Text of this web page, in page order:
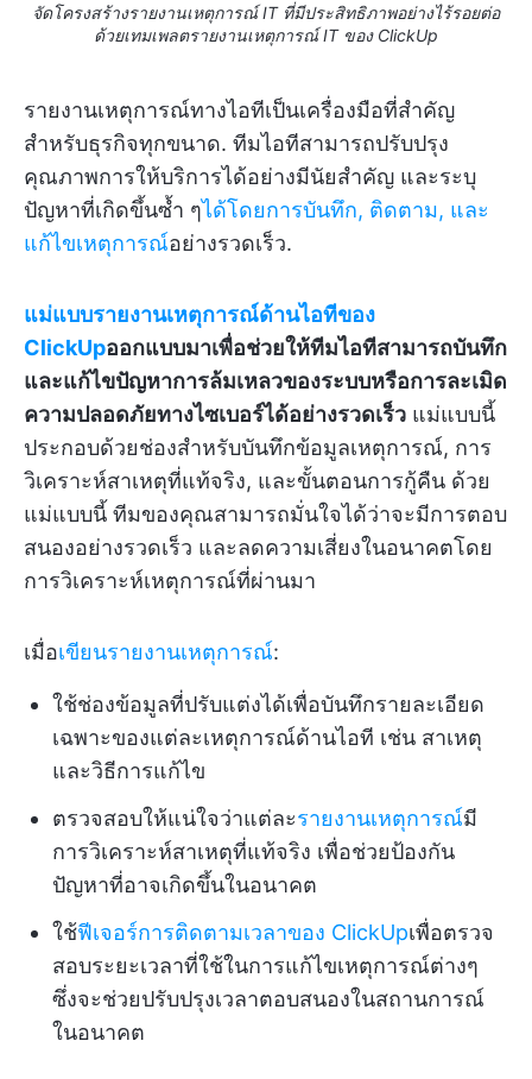
จัดโครงสร้างรายงานเหตุการณ์ IT ที่มีประสิทธิภาพอย่างไร้รอยต่อ
ด้วยเทมเพลตรายงานเหตุการณ์ IT ของ ClickUp
รายงานเหตุการณ์ทางไอทีเป็นเครื่องมือที่สำคัญ
สำหรับธุรกิจทุกขนาด. ทีมไอทีสามารถปรับปรุง
คุณภาพการให้บริการได้อย่างมีนัยสำคัญ และระบุ
ปัญหาที่เกิดขึ้นซ้ำ ๆได้โดยการบันทึก, ติดตาม, และ
แก้ไขเหตุการณ์อย่างรวดเร็ว.
แม่แบบรายงานเหตุการณ์ด้านไอทีของ
ClickUpออกแบบมาเพื่อช่วยให้ทีมไอทีสามารถบันทึก
และแก้ไขปัญหาการล้มเหลวของระบบหรือการละเมิด
ความปลอดภัยทางไซเบอร์ได้อย่างรวดเร็ว แม่แบบนี้
ประกอบด้วยช่องสำหรับบันทึกข้อมูลเหตุการณ์, การ
วิเคราะห์สาเหตุที่แท้จริง, และขั้นตอนการกู้คืน ด้วย
แม่แบบนี้ ทีมของคุณสามารถมั่นใจได้ว่าจะมีการตอบ
สนองอย่างรวดเร็ว และลดความเสี่ยงในอนาคตโดย
การวิเคราะห์เหตุการณ์ที่ผ่านมา
เมื่อเขียนรายงานเหตุการณ์:
ใช้ช่องข้อมูลที่ปรับแต่งได้เพื่อบันทึกรายละเอียด
เฉพาะของแต่ละเหตุการณ์ด้านไอที เช่น สาเหตุ
และวิธีการแก้ไข
ตรวจสอบให้แน่ใจว่าแต่ละรายงานเหตุการณ์มี
การวิเคราะห์สาเหตุที่แท้จริง เพื่อช่วยป้องกัน
ปัญหาที่อาจเกิดขึ้นในอนาคต
ใช้ฟีเจอร์การติดตามเวลาของ ClickUpเพื่อตรวจ
สอบระยะเวลาที่ใช้ในการแก้ไขเหตุการณ์ต่างๆ
ซึ่งจะช่วยปรับปรุงเวลาตอบสนองในสถานการณ์
ในอนาคต